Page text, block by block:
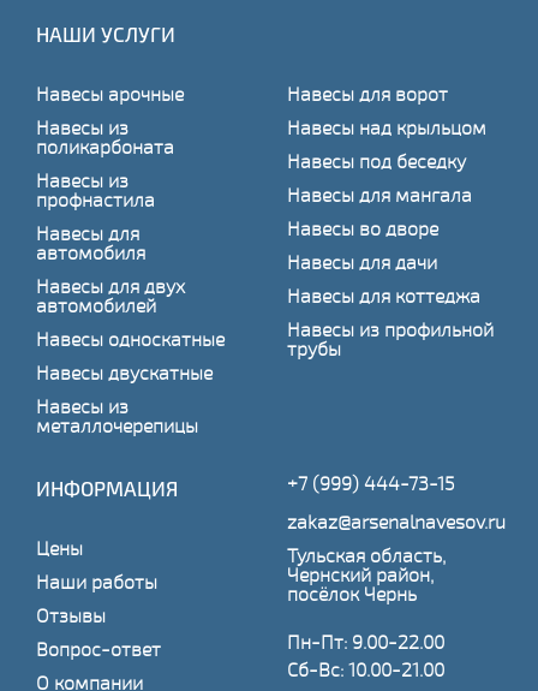
НАШИ УСЛУГИ
Навесы арочные
Навесы из
поликарбоната
Навесы из
профнастила
Навесы для
автомобиля
Навесы для двух
автомобилей
Навесы односкатные
Навесы двускатные
Навесы из
металлочерепицы
Навесы для ворот
Навесы над крыльцом
Навесы под беседку
Навесы для мангала
Навесы во дворе
Навесы для дачи
Навесы для коттеджа
Навесы из профильной
трубы
ИНФОРМАЦИЯ
Цены
Наши работы
Отзывы
Вопрос-ответ
О компании
+7 (999) 444-73-15
zakaz@arsenalnavesov.ru
Тульская область,
Чернский район,
посёлок Чернь
Пн-Пт: 9.00-22.00
Сб-Вс: 10.00-21.00